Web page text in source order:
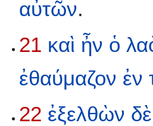
αὐτῶν.
21 καὶ ἦν ὁ
ἐθαύμαζον ἐν
22 ἐξελθὼν δὲ